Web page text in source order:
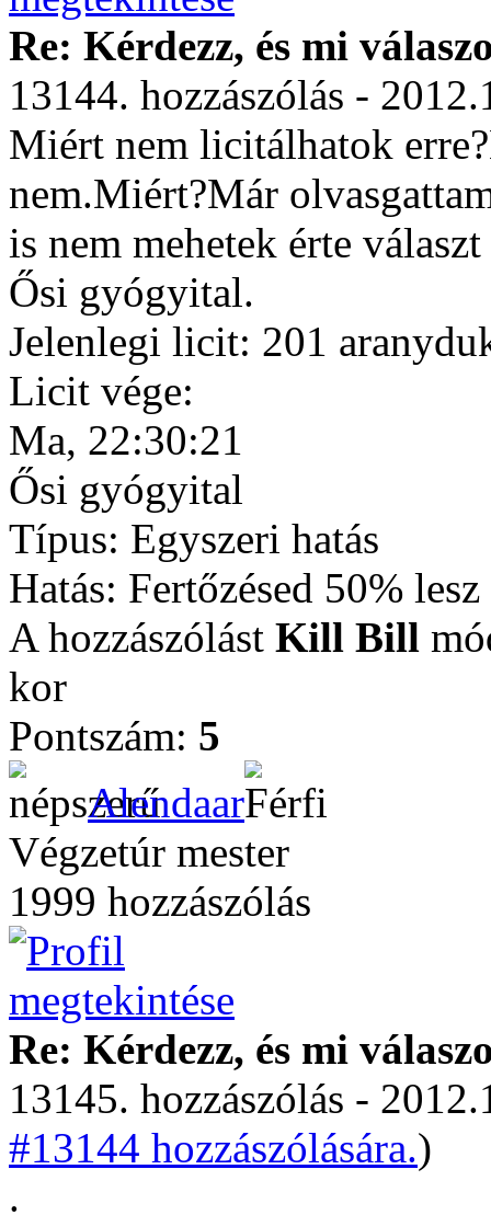
Re: Kérdezz, és mi
13144. hozzászólás -
Miért nem licitálhatok
nem.Miért?Már
is nem mehetek érte
Ősi gyógyital.
Jelenlegi licit: 201
Licit vége:
Ma, 22:30:21
Ősi gyógyital
Típus: Egyszeri hatás
Hatás: Fertőzésed 50%
A hozzászólást Kill Bill
kor
Pontszám: 5
Alendaar
Végzetúr mester
1999 hozzászólás
Re: Kérdezz, és mi
13145. hozzászólás -
#13144 hozzászólására.)
.